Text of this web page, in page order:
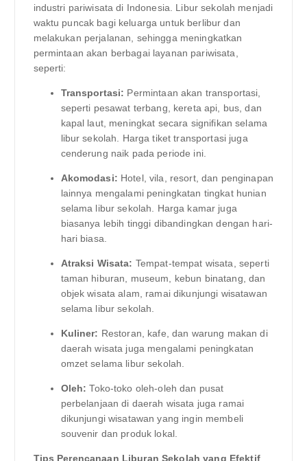
industri pariwisata di Indonesia. Libur sekolah menjadi
waktu puncak bagi keluarga untuk berlibur dan
melakukan perjalanan, sehingga meningkatkan
permintaan akan berbagai layanan pariwisata,
seperti:
Transportasi: Permintaan akan transportasi,
seperti pesawat terbang, kereta api, bus, dan
kapal laut, meningkat secara signifikan selama
libur sekolah. Harga tiket transportasi juga
cenderung naik pada periode ini.
Akomodasi: Hotel, vila, resort, dan penginapan
lainnya mengalami peningkatan tingkat hunian
selama libur sekolah. Harga kamar juga
biasanya lebih tinggi dibandingkan dengan hari-
hari biasa.
Atraksi Wisata: Tempat-tempat wisata, seperti
taman hiburan, museum, kebun binatang, dan
objek wisata alam, ramai dikunjungi wisatawan
selama libur sekolah.
Kuliner: Restoran, kafe, dan warung makan di
daerah wisata juga mengalami peningkatan
omzet selama libur sekolah.
Oleh: Toko-toko oleh-oleh dan pusat
perbelanjaan di daerah wisata juga ramai
dikunjungi wisatawan yang ingin membeli
souvenir dan produk lokal.
Tips Perencanaan Liburan Sekolah yang Efektif